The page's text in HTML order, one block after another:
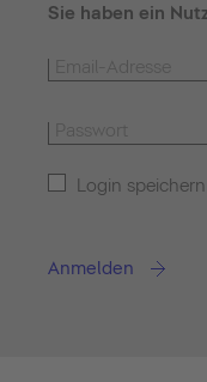
Sie haben ein
Login speichern
Anmelden